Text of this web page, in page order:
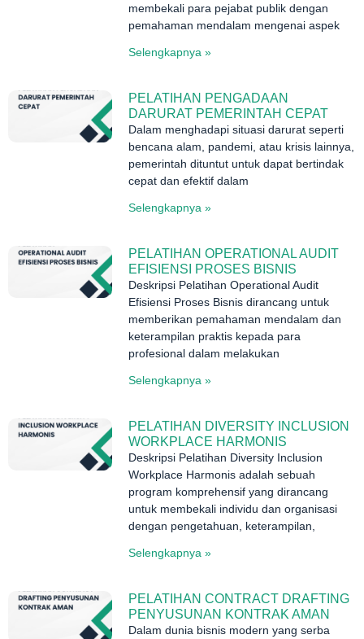
membekali para pejabat publik dengan
pemahaman mendalam mengenai aspek
Selengkapnya »
PELATIHAN PENGADAAN
DARURAT PEMERINTAH CEPAT
Dalam menghadapi situasi darurat seperti
bencana alam, pandemi, atau krisis lainnya,
pemerintah dituntut untuk dapat bertindak
cepat dan efektif dalam
Selengkapnya »
PELATIHAN OPERATIONAL AUDIT
EFISIENSI PROSES BISNIS
Deskripsi Pelatihan Operational Audit
Efisiensi Proses Bisnis dirancang untuk
memberikan pemahaman mendalam dan
keterampilan praktis kepada para
profesional dalam melakukan
Selengkapnya »
PELATIHAN DIVERSITY INCLUSION
WORKPLACE HARMONIS
Deskripsi Pelatihan Diversity Inclusion
Workplace Harmonis adalah sebuah
program komprehensif yang dirancang
untuk membekali individu dan organisasi
dengan pengetahuan, keterampilan,
Selengkapnya »
PELATIHAN CONTRACT DRAFTING
PENYUSUNAN KONTRAK AMAN
Dalam dunia bisnis modern yang serba